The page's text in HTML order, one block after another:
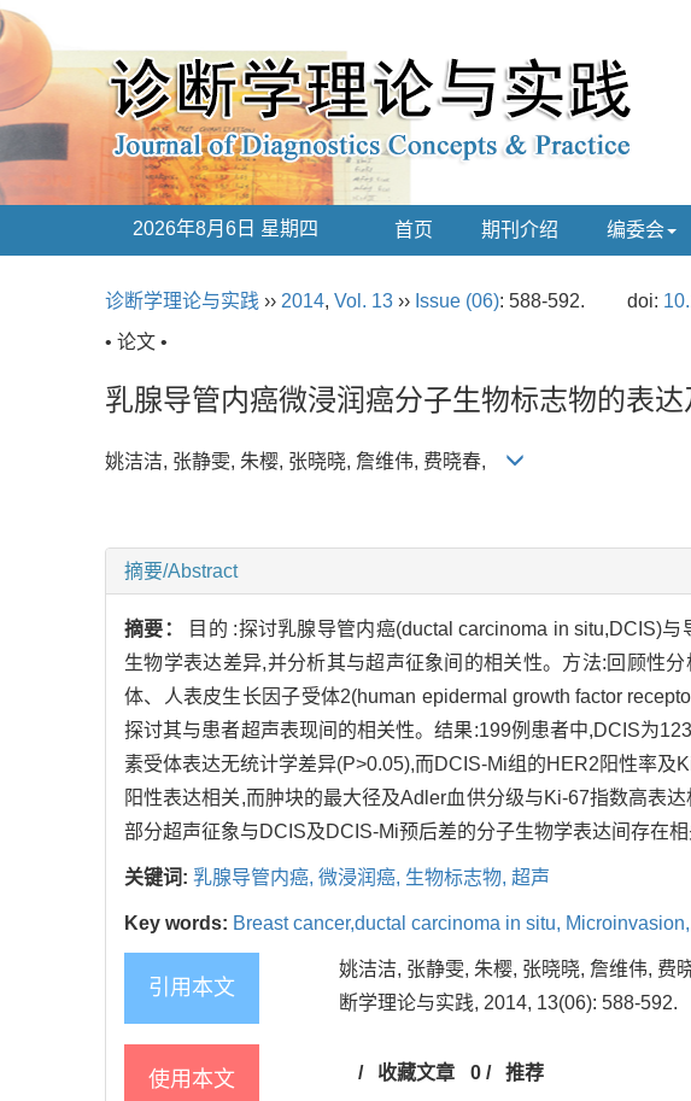
2026年8月6日 星期四 首页 期刊介绍 编委会
诊断学理论与实践 ›› 2014, Vol. 13 ›› Issue (06): 588-592. doi:
• 论文 •
乳腺导管内癌微浸润癌分子生物标志物的表
姚洁洁, 张静雯, 朱樱, 张晓晓, 詹维伟, 费晓春,
摘要/Abstract
摘要：
目的 :探讨乳腺导管内癌(ductal carcinoma in situ,DCIS)
生物学表达差异,并分析其与超声征象间的相关性。方法:回顾性
体、人表皮生长因子受体2(human epidermal growth factor
探讨其与患者超声表现间的相关性。结果:199例患者中,DCIS为
素受体表达无统计学差异(P>0.05),而DCIS-Mi组的HER2阳性率
阳性表达相关,而肿块的最大径及Adler血供分级与Ki-67指数高表
部分超声征象与DCIS及DCIS-Mi预后差的分子生物学表达间存在相
关键词: 乳腺导管内癌, 微浸润癌, 生物标志物, 超声
Key words: Breast cancer,ductal carcinoma in situ, Microinvasion,
引用本文
姚洁洁, 张静雯, 朱樱, 张晓晓, 詹维伟, 费
断学理论与实践, 2014, 13(06): 588-592.
使用本文 / 收藏文章 0/ 推荐